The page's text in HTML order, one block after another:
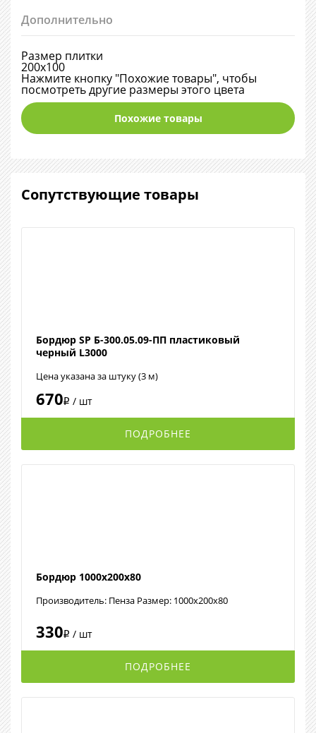
Дополнительно
Размер плитки
200х100
Нажмите кнопку "Похожие товары", чтобы
посмотреть другие размеры этого цвета
Похожие товары
Сопутствующие товары
Бордюр SP Б-300.05.09-ПП пластиковый
черный L3000
Цена указана за штуку (3 м)
670i / шт
ПОДРОБНЕЕ
Бордюр 1000х200х80
Производитель: Пенза Размер: 1000х200х80
330i / шт
ПОДРОБНЕЕ